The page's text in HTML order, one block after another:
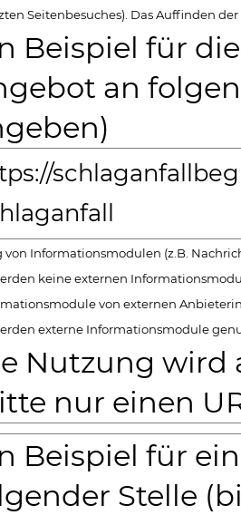
Seitenbesuches). Das Auffinden
Beispiel für
an
von Informationsmodulen (z.B.
keine externen
von externen
externe Informationsmodule
Nutzung wird
nur einen
Beispiel für
Stelle